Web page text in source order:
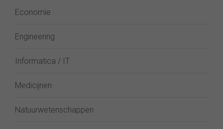
Economie
Engineering
Informatica / IT
Medicijnen
Natuurwetenschappen